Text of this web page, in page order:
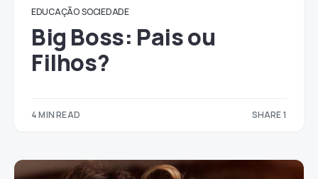
EDUCAÇÃO SOCIEDADE
Big Boss: Pais ou
Filhos?
4 MIN READ SHARE 1